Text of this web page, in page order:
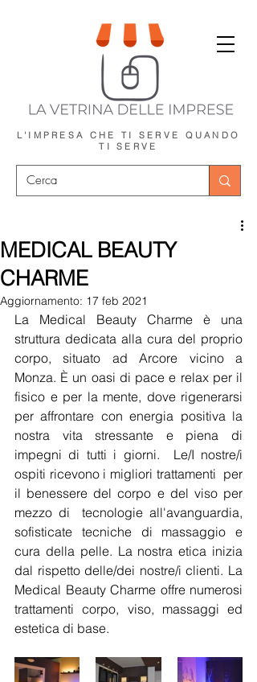
L'IMPRESA CHE TI SERVE QUANDO
TI SERVE
MEDICAL BEAUTY
CHARME
Aggiornamento: 17 feb 2021
La Medical Beauty Charme è una
struttura dedicata alla cura del proprio
corpo, situato ad Arcore vicino a
Monza. È un oasi di pace e relax per il
fisico e per la mente, dove rigenerarsi
per affrontare con energia positiva la
nostra vita stressante e piena di
impegni di tutti i giorni.  Le/I nostre/i
ospiti ricevono i migliori trattamenti  per
il benessere del corpo e del viso per
mezzo di  tecnologie all'avanguardia,
sofisticate tecniche di massaggio e
cura della pelle. La nostra etica inizia
dal rispetto delle/dei nostre/i clienti. La
Medical Beauty Charme offre numerosi
trattamenti corpo, viso, massaggi ed
estetica di base.